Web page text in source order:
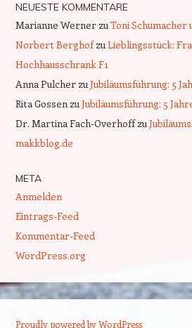
NEUESTE KOMMENTARE
Marianne WernerzuToni Schumacher
Norbert BerghofzuLieblingsstück:
Hochhausschrank F1
Anna PulcherzuJubiläumsführung: 5
Rita GossenzuJubiläumsführung: 5
Dr. Martina Fach-Overhoffzu
makkblog.de
META
Anmelden
Eintrags-Feed
Kommentar-Feed
WordPress.org
Proudly powered by WordPress